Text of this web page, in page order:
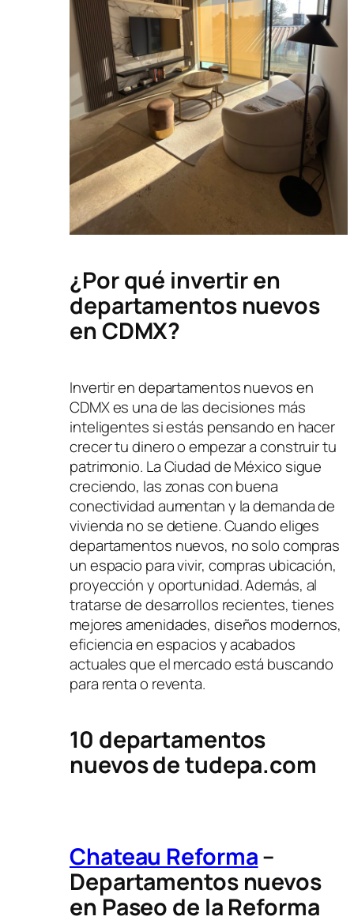
¿Por qué invertir en
departamentos nuevos
en CDMX?
Invertir en departamentos nuevos en
CDMX es una de las decisiones más
inteligentes si estás pensando en hacer
crecer tu dinero o empezar a construir tu
patrimonio. La Ciudad de México sigue
creciendo, las zonas con buena
conectividad aumentan y la demanda de
vivienda no se detiene. Cuando eliges
departamentos nuevos, no solo compras
un espacio para vivir, compras ubicación,
proyección y oportunidad. Además, al
tratarse de desarrollos recientes, tienes
mejores amenidades, diseños modernos,
eficiencia en espacios y acabados
actuales que el mercado está buscando
para renta o reventa.
10 departamentos
nuevos de tudepa.com
Chateau Reforma–
Departamentos nuevos
en Paseo de la Reforma